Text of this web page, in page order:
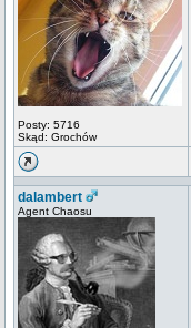
Posty: 5716
Skąd: Grochów
dalambert
Agent Chaosu